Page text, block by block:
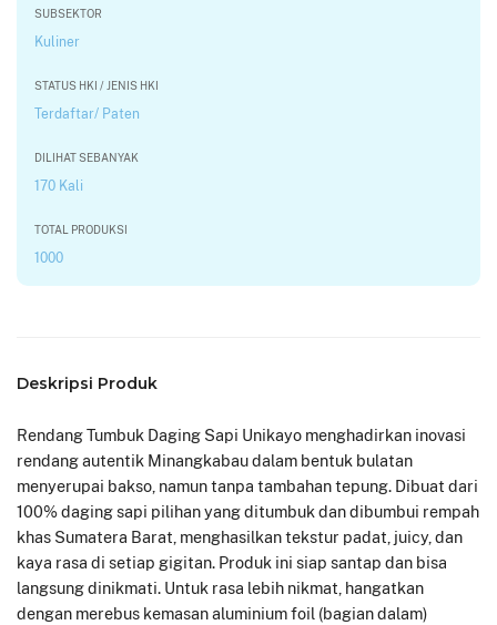
SUBSEKTOR
Kuliner
STATUS HKI / JENIS HKI
Terdaftar/ Paten
DILIHAT SEBANYAK
170 Kali
TOTAL PRODUKSI
1000
Deskripsi Produk
Rendang Tumbuk Daging Sapi Unikayo menghadirkan inovasi
rendang autentik Minangkabau dalam bentuk bulatan
menyerupai bakso, namun tanpa tambahan tepung. Dibuat dari
100% daging sapi pilihan yang ditumbuk dan dibumbui rempah
khas Sumatera Barat, menghasilkan tekstur padat, juicy, dan
kaya rasa di setiap gigitan. Produk ini siap santap dan bisa
langsung dinikmati. Untuk rasa lebih nikmat, hangatkan
dengan merebus kemasan aluminium foil (bagian dalam)